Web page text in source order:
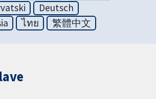
Deutsch
ไทย 繁體中文